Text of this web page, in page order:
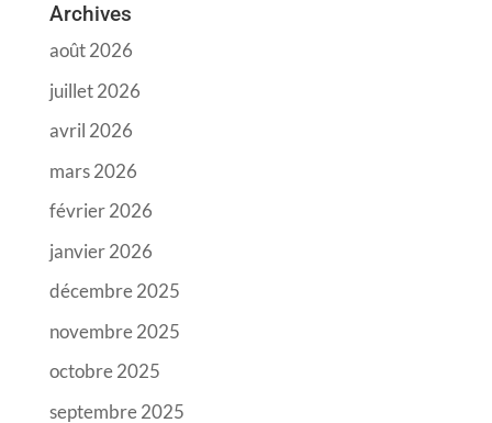
Archives
août 2026
juillet 2026
avril 2026
mars 2026
février 2026
janvier 2026
décembre 2025
novembre 2025
octobre 2025
septembre 2025